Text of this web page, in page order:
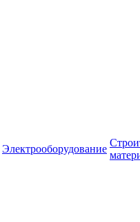
Электрооборудование